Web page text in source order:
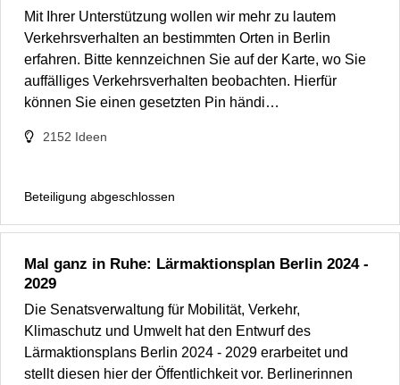
Mit Ihrer Unterstützung wollen wir mehr zu lautem
Verkehrsverhalten an bestimmten Orten in Berlin
erfahren. Bitte kennzeichnen Sie auf der Karte, wo Sie
auffälliges Verkehrsverhalten beobachten. Hierfür
können Sie einen gesetzten Pin händi…
2152 Ideen
Beteiligung abgeschlossen
Mal ganz in Ruhe: Lärmaktionsplan Berlin 2024 -
2029
Die Senatsverwaltung für Mobilität, Verkehr,
Klimaschutz und Umwelt hat den Entwurf des
Lärmaktionsplans Berlin 2024 - 2029 erarbeitet und
stellt diesen hier der Öffentlichkeit vor. Berlinerinnen